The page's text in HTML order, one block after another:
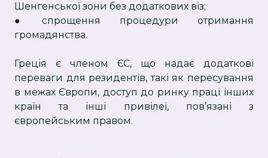
Шенгенської зони без додаткових віз;
● спрощення процедури отримання
громадянства.
Греція є членом ЄС, що надає додаткові
переваги для резидентів, такі як пересування
в межах Європи, доступ до ринку праці інших
країн та інші привілеї, пов’язані з
європейським правом.